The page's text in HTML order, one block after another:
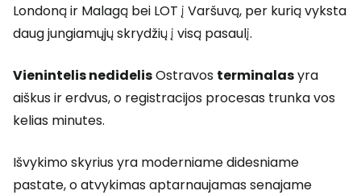
Londoną ir Malagą bei LOT į Varšuvą, per kurią vyksta
daug jungiamųjų skrydžių į visą pasaulį.
Vienintelis nedidelisOstravos terminalasyra
aiškus ir erdvus, o registracijos procesas trunka vos
kelias minutes.
Išvykimo skyrius yra moderniame didesniame
pastate, o atvykimas aptarnaujamas senajame